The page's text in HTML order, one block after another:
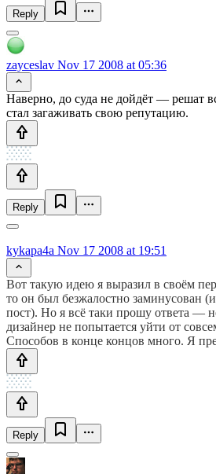
Reply
zayceslav Nov 17 2008 at 05:36
Наверно, до суда не дойдёт — решат
стал загаживать свою репутацию.
Reply
kykapa4a Nov 17 2008 at 19:51
Вот такую идею я выразил в своём
то он был безжалостно заминусован
пост). Но я всё таки прошу ответа —
дизайнер не попытается уйти от
Способов в конце концов много. Я
Reply